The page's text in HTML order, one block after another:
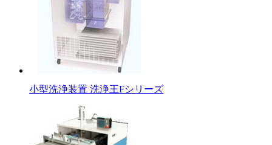
小型洗浄装置 洗浄王Fシリーズ